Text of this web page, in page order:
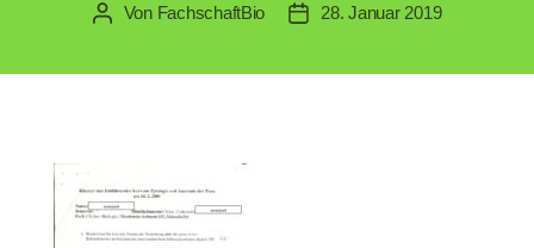
Beitragsautor
Von FachschaftBio Veröffentlichungsdatum
28. Januar 2019